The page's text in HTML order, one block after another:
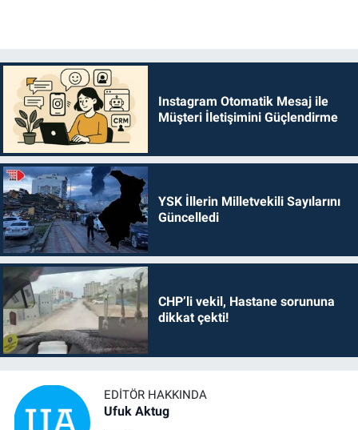
Instagram Otomatik Mesaj ile
Müşteri İletişimini Güçlendirme
YSK İllerin Milletvekili Sayılarını
Güncelledi
CHP’li vekil, Hastane sorununa
dikkat çekti!
EDITÖR HAKKINDA
Ufuk Aktug